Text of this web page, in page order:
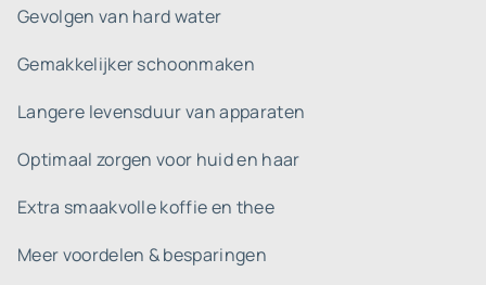
Gevolgen van hard water
Gemakkelijker schoonmaken
Langere levensduur van apparaten
Optimaal zorgen voor huid en haar
Extra smaakvolle koffie en thee
Meer voordelen & besparingen